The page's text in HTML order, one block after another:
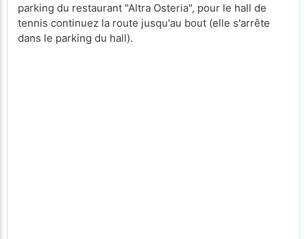
parking du restaurant "Altra Osteria", pour le hall de
tennis continuez la route jusqu'au bout (elle s'arrête
dans le parking du hall).